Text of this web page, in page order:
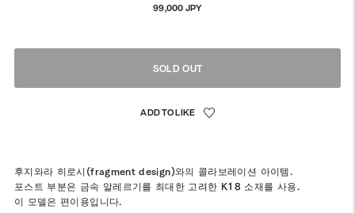
99,000 JPY정
격
SOLD OUT
후지와라 히로시(fragment design)와의 콜라보레이션 아이템.
포스트 부분은 금속 알레르기를 최대한 고려한 K18 소재를 사용.
이 모델은 편이용입니다.